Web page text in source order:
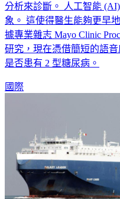
分析來診斷。 人工智能
象。 這使得醫生能夠更早
據專業雜志 Mayo Clinic
研究，現在憑借簡短的語
是否患有 2 型糖尿病。
國際